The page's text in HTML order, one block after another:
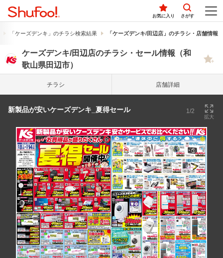
お気に入り さがす
「ケーズデンキ」のチラシ検索結果 「ケーズデンキ/田辺店」のチラシ・店舗情報
ケーズデンキ/田辺店のチラシ・セール情報（和
歌山県田辺市）
チラシ 店舗詳細
新製品が安いケーズデンキ_夏得セール 1/2
拡大